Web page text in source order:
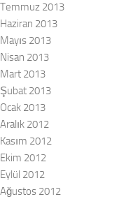
Temmuz 2013
Haziran 2013
Mayıs 2013
Nisan 2013
Mart 2013
Şubat 2013
Ocak 2013
Aralık 2012
Kasım 2012
Ekim 2012
Eylül 2012
Ağustos 2012